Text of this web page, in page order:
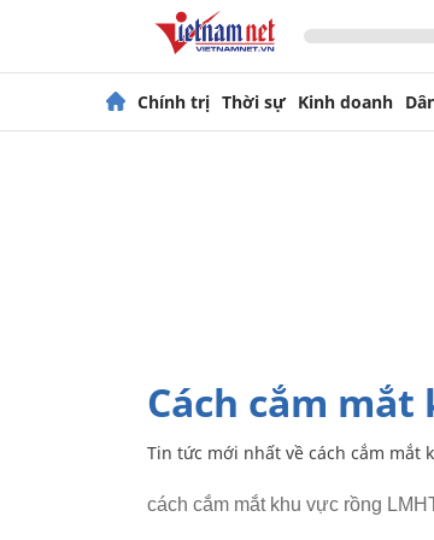
Chính trị Thời sự Kinh doanh
cách cắm
Tin tức mới nhất về cách cắm mắt
cách cắm mắt khu vực rồng